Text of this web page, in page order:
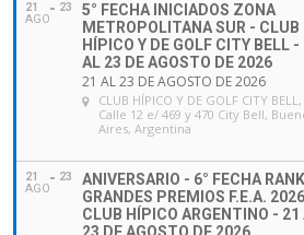
21
AGO
23
5° FECHA INICIADOS ZONA
METROPOLITANA SUR - CLUB
HÍPICO Y DE GOLF CITY BELL -
AL 23 DE AGOSTO DE 2026
21 AL 23 DE AGOSTO DE 2026
CLUB HÍPICO Y DE GOLF CITY BELL,
Calle 12 e/ 469 y 470 City Bell,
Aires, Argentina
21
AGO
23
ANIVERSARIO - 6° FECHA
GRANDES PREMIOS F.E.A.
CLUB HÍPICO ARGENTINO - 21